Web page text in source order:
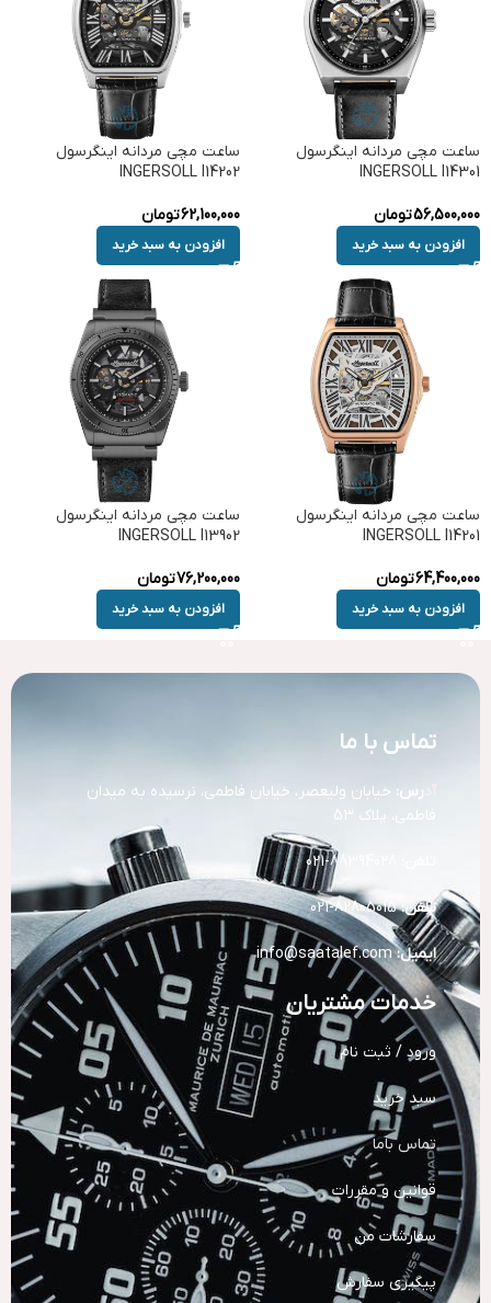
ساعت مچی مردانه اینگرسول
INGERSOLL I14301
56,500,000تومان
افزودن به سبد خرید
ساعت مچی مردانه اینگرسول
INGERSOLL I14202
62,100,000تومان
افزودن به سبد خرید
ساعت مچی مردانه اینگرسول
INGERSOLL I14201
64,400,000تومان
افزودن به سبد خرید
ساعت مچی مردانه اینگرسول
INGERSOLL I13902
76,200,000تومان
افزودن به سبد خرید
تماس با ما
رس: خیابان ولیعصر، خیابان فاطمی، نرسیده به میدان
فاطمی، پلاک 53
تلفن:82805015-021
ایمیل: info@saatalef.com
خدمات مشتریان
ورود / ثبت نام
سبد خرید
تماس باما
قوانین و مقررات
سفارشات من
پیگیری سفارش